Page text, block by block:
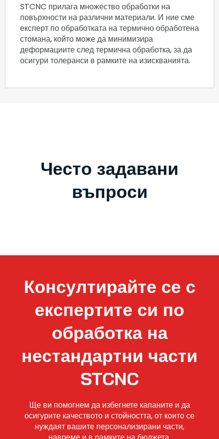
STCNC прилага множество обработки на
повърхности на различни материали. И ние сме
експерт по обработката на термично обработена
стомана, който може да минимизира
деформациите след термична обработка, за да
осигури толеранси в рамките на изискванията.
Често задавани
въпроси
Консултирайте се с
експертите си по
обработка на
нестандартни части
STCNC
Ще ви помогнем да избегнете капаните и да
осигурите качеството и стойността, от които се
нуждаят вашите персонализирани части,